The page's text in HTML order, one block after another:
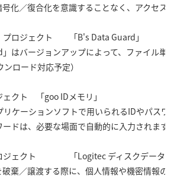
化／復合化を意識することなく、アクセス
プロジェクト 「B's Data Guard」
」はバージョンアップによって、ファイル単
ロード対応予定）
ェクト 「goo IDメモリ」
ケーションソフトで用いられるIDやパスワ
ドは、必要な場面で自動的に入力されます。
ジェクト 「Logitec ディスクデータイ
棄／譲渡する際に、個人情報や機密情報の